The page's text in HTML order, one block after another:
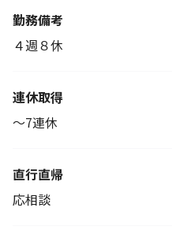
勤務備考
４週８休
連休取得
～7連休
直行直帰
応相談